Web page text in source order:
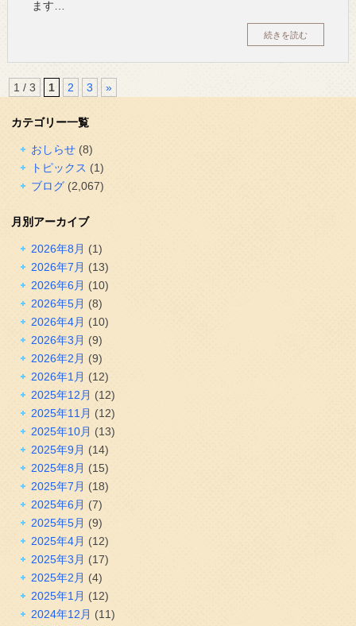
ます…
続きを読む
1 / 3 1 2 3 »
カテゴリー一覧
おしらせ(8)
トピックス (1)
ブログ(2,067)
月別アーカイブ
2026年8月 (1)
2026年7月 (13)
2026年6月 (10)
2026年5月 (8)
2026年4月 (10)
2026年3月 (9)
2026年2月 (9)
2026年1月 (12)
2025年12月 (12)
2025年11月 (12)
2025年10月 (13)
2025年9月 (14)
2025年8月 (15)
2025年7月 (18)
2025年6月 (7)
2025年5月 (9)
2025年4月 (12)
2025年3月 (17)
2025年2月 (4)
2025年1月 (12)
2024年12月 (11)